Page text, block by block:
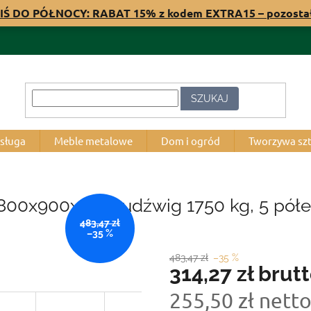
DO PÓŁNOCY: RABAT 15% z kodem EXTRA15 –
SZUKAJ
Meble metalowe Dom i ogród Tworzywa
udźwig 1750 kg, 5
483,47 zł
–35 %
483,47 zł –35 %
314,27 zł
255,50 zł netto